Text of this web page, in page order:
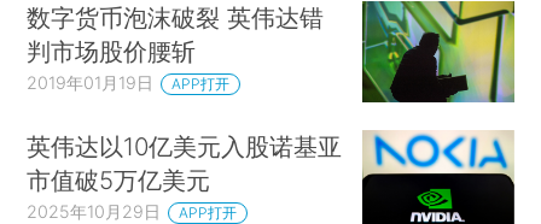
数字货币泡沫破裂 英伟达错
判市场股价腰斩
2019年01月19日 APP打开
英伟达以10亿美元入股诺基亚
市值破5万亿美元
2025年10月29日 APP打开